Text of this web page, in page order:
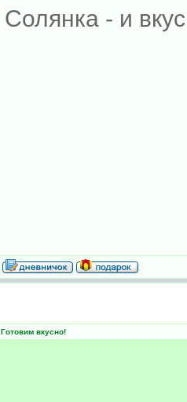
Солянка - и
Готовим вкусно!